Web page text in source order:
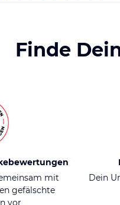
Finde
mit
gefälschte
vor
Dein